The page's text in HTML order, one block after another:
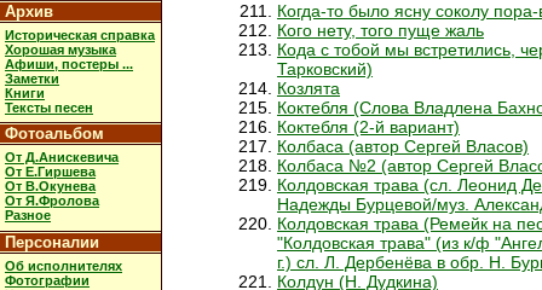
Архив
Историческая справка
Хорошая музыка
Афиши, постеры ...
Заметки
Книги
Тексты песен
Фотоальбом
От Д.Анискевича
От Е.Гиршева
От В.Окунева
От Я.Фролова
Разное
Персоналии
Об исполнителях
Фотографии
Когда-то было ясну соколу
Кого нету, того пуще жаль
Кода с тобой мы встретились,
Тарковский)
Козлята
Коктебля (Слова Владлена
Коктебля (2-й вариант)
Колбаса (автор Сергей Власов)
Колбаса №2 (автор Сергей
Колдовская трава (сл. Леонид
Надежды Бурцевой/муз.
Колдовская трава (Ремейк на
"Колдовская трава" (из к/ф
г.) сл. Л. Дербенёва в обр. Н.
Колдун (Н. Дудкина)